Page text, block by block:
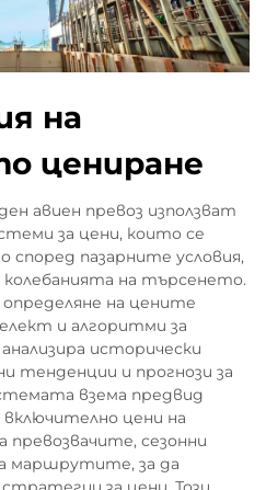
на
цениране
авиен превоз използват
за цени, които се
пазарните условия,
на търсенето.
определяне на цените
и алгоритми за
исторически
тенденции и прогнози за
взема предвид
цени на
сезонни
маршрутите, за да